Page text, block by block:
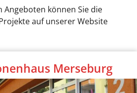
Angeboten können Sie die
auf unserer Website
Merseburg